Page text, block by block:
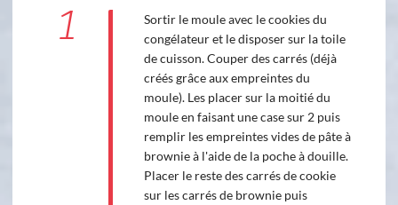
1
Sortir le moule avec le cookies du
congélateur et le disposer sur la toile
de cuisson. Couper des carrés (déjà
créés grâce aux empreintes du
moule). Les placer sur la moitié du
moule en faisant une case sur 2 puis
remplir les empreintes vides de pâte à
brownie à l'aide de la poche à douille.
Placer le reste des carrés de cookie
sur les carrés de brownie puis